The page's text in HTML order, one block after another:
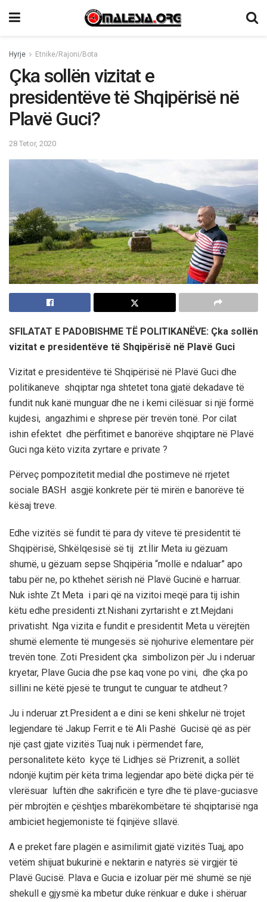
Hyrje Etnike/Rajoni/Bota
Çka sollën vizitat e
presidentëve të Shqipërisë në
Plavë Guci?
28 Tetor, 2020
SFILATAT E PADOBISHME TË POLITIKANËVE: Çka sollën
vizitat e presidentëve të Shqipërisë në Plavë Guci
Vizitat e presidentëve të Shqipërisë në Plavë Guci dhe
politikaneve shqiptar nga shtetet tona gjatë dekadave të
fundit nuk kanë munguar dhe ne i kemi cilësuar si një formë
kujdesi, angazhimi e shprese për trevën tonë. Por cilat
ishin efektet dhe përfitimet e banorëve shqiptare në Plavë
Guci nga këto vizita zyrtare e private ?
Përveç pompozitetit medial dhe postimeve në rrjetet
sociale BASH asgjë konkrete për të mirën e banorëve të
kësaj treve.
Edhe vizitës së fundit të para dy viteve të presidentit të
Shqipërisë, Shkëlqesisë së tij zt.İlir Meta iu gëzuam
shumë, u gëzuam sepse Shqipëria “mollë e ndaluar” apo
tabu për ne, po kthehet sërish në Plavë Gucinë e harruar.
Nuk ishte Zt Meta i pari që na vizitoi meqë para tij ishin
këtu edhe presidenti zt.Nishani zyrtarisht e zt.Mejdani
privatisht. Nga vizita e fundit e presidentit Meta u vërejtën
shumë elemente të mungesës së njohurive elementare për
trevën tone. Zoti President çka simbolizon për Ju i nderuar
kryetar, Plave Gucia dhe pse kaq vone po vini, dhe çka po
sillini ne këtë pjesë te trungut te cunguar te atdheut.?
Ju i nderuar zt.President a e dini se keni shkelur në trojet
legjendare të Jakup Ferrit e të Ali Pashë Gucisë që as për
një çast gjate vizitës Tuaj nuk i përmendet fare,
personalitete këto kyçe të Lidhjes së Prizrenit, a sollët
ndonjë kujtim për këta trima legjendar apo bëtë diçka për të
vlerësuar luftën dhe sakrificën e tyre dhe të plave-guciasve
për mbrojtën e çështjes mbarëkombëtare të shqiptarisë nga
ambiciet hegjemoniste të fqinjëve sllavë.
A e preket fare plagën e asimilimit gjatë vizitës Tuaj, apo
vetëm shijuat bukurinë e nektarin e natyrës së virgjër të
Plavë Gucisë. Plava e Gucia e izoluar për më shumë se një
shekull e gjysmë ka mbetur duke rënkuar e duke i shëruar